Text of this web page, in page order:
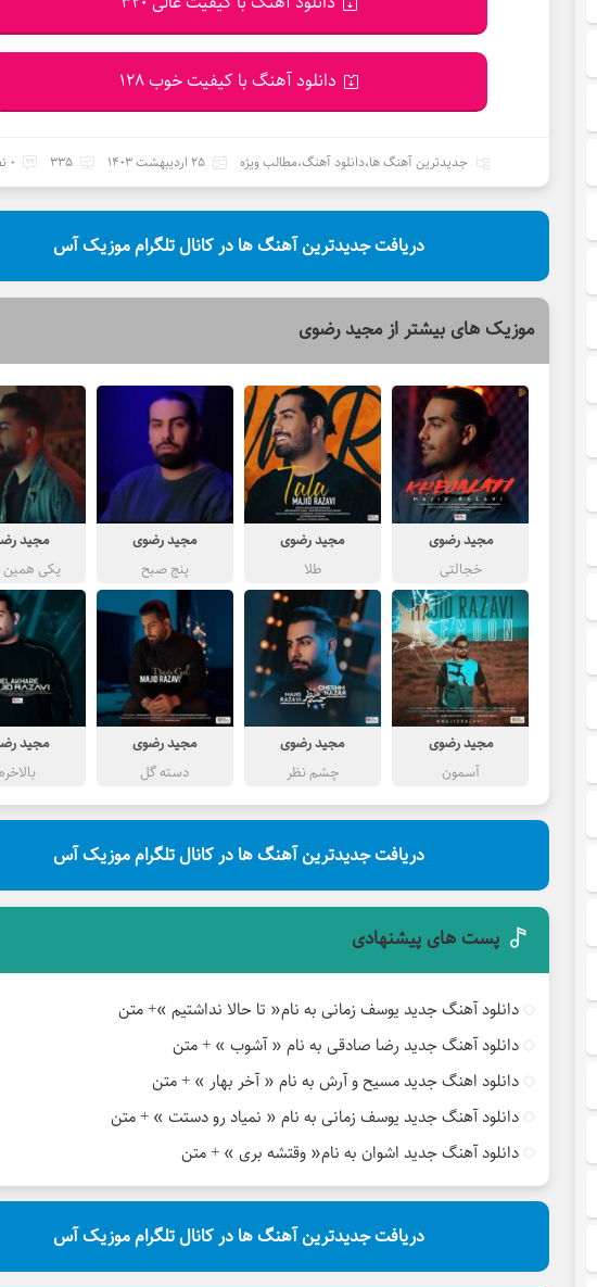
دانلود آهنگ با کیفیت خوب 128
جدیدترین آهنگ ها،دانلود آهنگ،مطالب ویژه 25 اردیبهشت 1403 335 0 نظر
دریافت جدیدترین آهنگ ها در کانال تلگرام موزیک آس
موزیک های بیشتر ازمجید رضوی
مجید رضوی
خجالتی
مجید رضوی
طلا
مجید رضوی
پنج صبح
مجید
یکی همین
براست
مجید رضوی
آسمون
مجید رضوی
چشم نظر
مجید رضوی
دسته گل
مجید
دریافت جدیدترین آهنگ ها در کانال تلگرام موزیک آس
پست های پیشنهادی
دانلود آهنگ جدید یوسف زمانی به نام« تا حالا نداشتیم »+ متن
دانلود آهنگ جدید رضا صادقی به نام « آشوب » + متن
دانلود اهنگ جدید مسیح و آرش به نام « آخر بهار » + متن
دانلود آهنگ جدید یوسف زمانی به نام « نمیاد رو دستت » + متن
دانلود آهنگ جدید اشوان به نام« وقتشه بری » + متن
دریافت جدیدترین آهنگ ها در کانال تلگرام موزیک آس